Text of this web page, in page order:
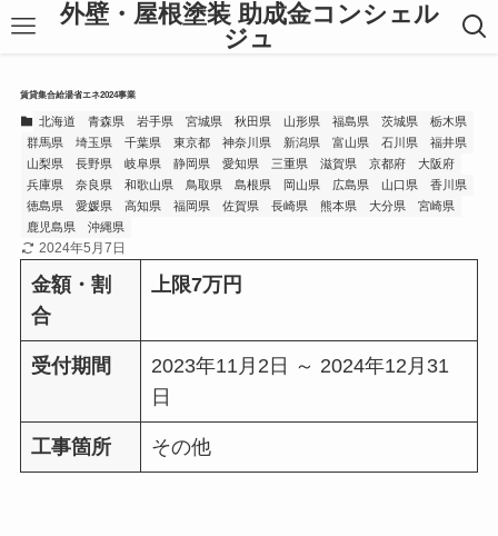
外壁・屋根塗装 助成金コンシェル
ジュ
賃貸集合給湯省エネ2024事業
北海道 青森県 岩手県 宮城県 秋田県 山形県 福島県 茨城県
栃木県
群馬県
埼玉県 千葉県 東京都 神奈川県 新潟県 富山県 石川県
福井県
山梨県
長野県 岐阜県 静岡県 愛知県 三重県 滋賀県 京都府
大阪府
兵庫県
奈良県 和歌山県 鳥取県 島根県 岡山県 広島県 山口県
香川県
徳島県
愛媛県 高知県 福岡県 佐賀県 長崎県 熊本県 大分県
宮崎県
鹿児島県
沖縄県
2024年5月7日
金額・割
合
上限7万円
受付期間
2023年11月2日 ～ 2024年12月31
日
工事箇所 その他